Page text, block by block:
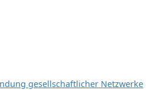
gesellschaftlicher Netzwerke